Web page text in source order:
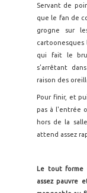
Servant de
que le fan de
grogne sur
cartoonesques
qui fait le
s’arrêtant
raison des
Pour finir, et
pas à l'entrée
hors de la
attend assez
Le tout forme
assez pauvre